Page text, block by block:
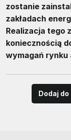
zostanie
zakładach
Realizacja tego
koniecznością
wymagań rynku
Dodaj do